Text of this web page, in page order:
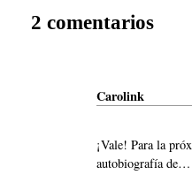
2 comentarios
Carolink
¡Vale! Para la
autobiografía